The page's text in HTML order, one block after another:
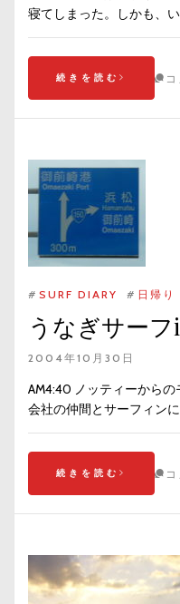
寝てしまった。しかも、
続きを読む
# SURF DIARY # 日帰り
うなぎサー
2004年10月30日
AM4:40 ノッティーから
会社の仲間とサーフィン
続きを読む